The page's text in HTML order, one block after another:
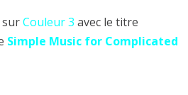
surCouleur 3 avec le titre
Simple Music for Complicated